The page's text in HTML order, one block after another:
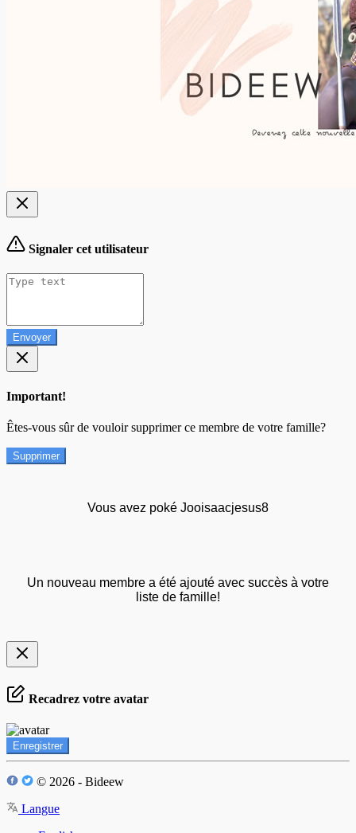
Signaler cet utilisateur
Envoyer
Important!
Êtes-vous sûr de vouloir supprimer ce membre de votre famille?
Supprimer
Vous avez poké Jooisaacjesus8
Un nouveau membre a été ajouté avec succès à votre
liste de famille!
Recadrez votre avatar
Enregistrer
© 2026 - Bideew
Langue